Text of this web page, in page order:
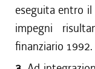
eseguita entro
impegni
finanziario 1992.